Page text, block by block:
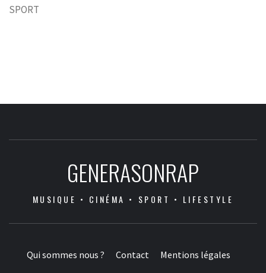
SPORT
GENERASONRAP
MUSIQUE • CINÉMA • SPORT • LIFESTYLE
Qui sommes nous ? Contact Mentions légales